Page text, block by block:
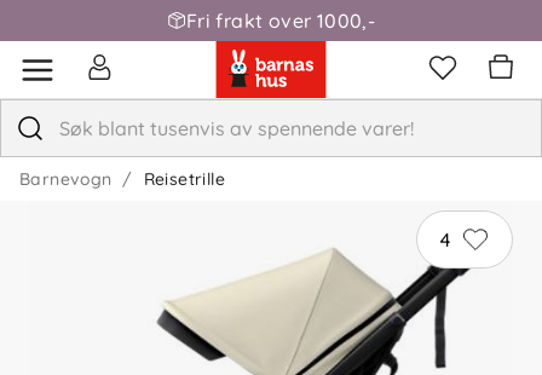
Fri frakt over 1000,-
Barnevogn Reisetrille
4